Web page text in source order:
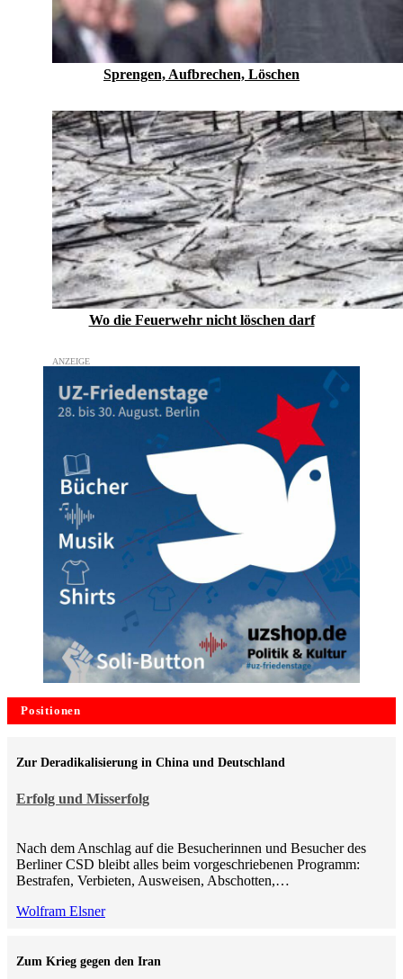
Sprengen, Aufbrechen, Löschen
Wo die Feuerwehr nicht löschen darf
Positionen
Erfolg und Misserfolg
Zur Deradikalisierung in China und Deutschland
Nach dem Anschlag auf die Besucherinnen und Besucher des
Berliner CSD bleibt alles beim vorgeschriebenen Programm:
Bestrafen, Verbieten, Ausweisen, Abschotten,…
Wolfram Elsner
Zum Krieg gegen den Iran